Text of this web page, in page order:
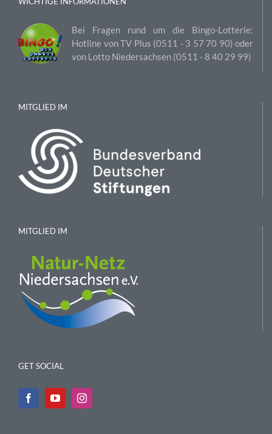
Bei Fragen rund um die Bingo-Lotterie:
Hotline von TV Plus (0511 ‑ 3 57 70 90) oder
von Lotto Niedersachsen (0511 ‑ 8 40 29 99)
MITGLIED IM
MITGLIED IM
GET SOCIAL